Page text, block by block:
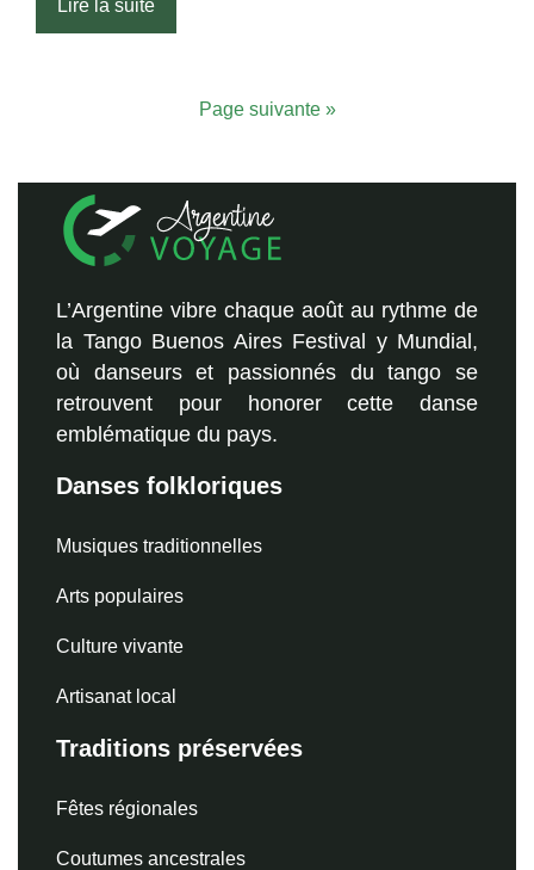
Lire la suite
Page suivante »
L’Argentine vibre chaque août au rythme de
la Tango Buenos Aires Festival y Mundial,
où danseurs et passionnés du tango se
retrouvent pour honorer cette danse
emblématique du pays.
Danses folkloriques
Musiques traditionnelles
Arts populaires
Culture vivante
Artisanat local
Traditions préservées
Fêtes régionales
Coutumes ancestrales